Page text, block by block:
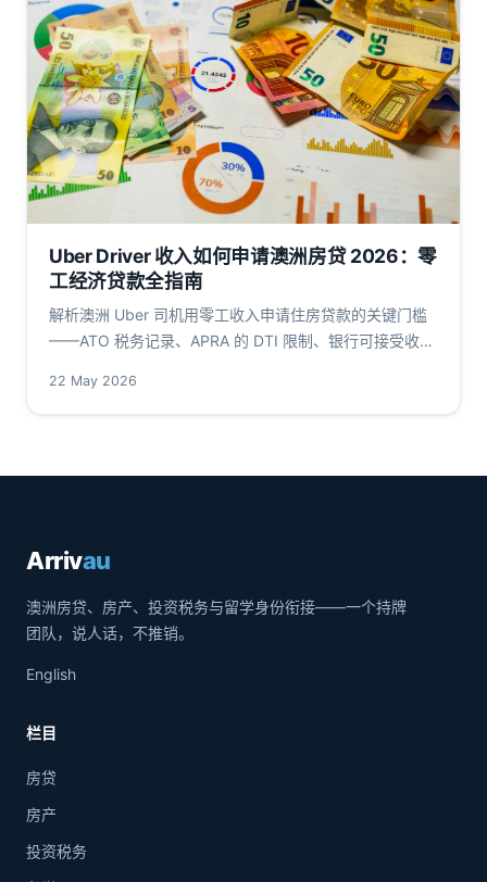
Uber Driver 收入如何申请澳洲房贷 2026：零
工经济贷款全指南
解析澳洲 Uber 司机用零工收入申请住房贷款的关键门槛
——ATO 税务记录、APRA 的 DTI 限制、银行可接受收入
数字密集，覆盖利率、LVR 与自雇文件策略。
22 May 2026
Arrivau
澳洲房贷、房产、投资税务与留学身份衔接——一个持牌
团队，说人话，不推销。
English
栏目
房贷
房产
投资税务